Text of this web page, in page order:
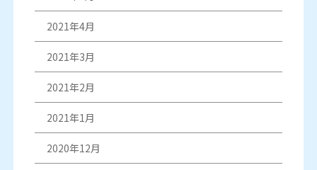
2021年4月
2021年3月
2021年2月
2021年1月
2020年12月